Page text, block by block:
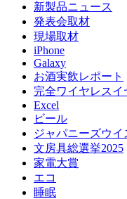
新製品ニュース
発表会取材
現場取材
iPhone
Galaxy
お酒実飲レポート
完全ワイヤレスイ
Excel
ビール
ジャパニーズウイ
文房具総選挙2025
家電大賞
エコ
睡眠